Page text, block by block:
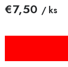
VÝPREDAJ
Podmienky
€7,50 / ks